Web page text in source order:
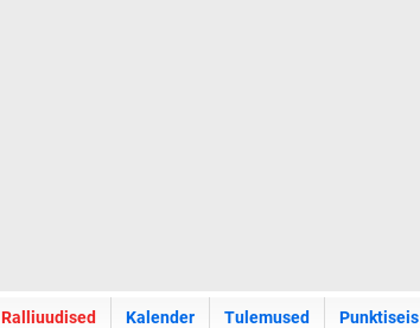
Ralliuudised Kalender Tulemused Punktiseis